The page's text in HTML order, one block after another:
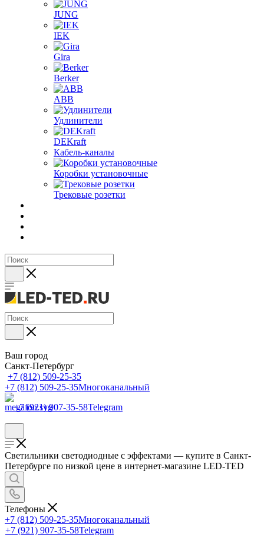
JUNG
IEK
Gira
Berker
ABB
Удлинители
DEKraft
Кабель-каналы
Коробки установочные
Трековые розетки
Ваш город
Санкт-Петербург
+7 (812) 509-25-35
+7 (812) 509-25-35Многоканальный
+7 (921) 907-35-58Telegram
Светильники светодиодные с эффектами — купите в Санкт-
Петербурге по низкой цене в интернет-магазине LED-TED
Телефоны
+7 (812) 509-25-35Многоканальный
+7 (921) 907-35-58Telegram